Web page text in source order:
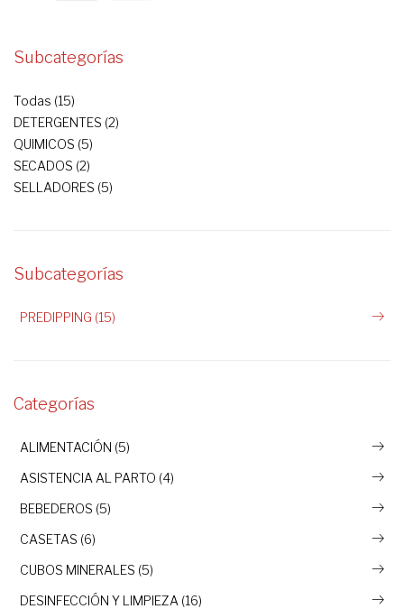
Subcategorías
Todas (15)
DETERGENTES (2)
QUIMICOS (5)
SECADOS (2)
SELLADORES (5)
Subcategorías
PREDIPPING (15)
Categorías
ALIMENTACIÓN (5)
ASISTENCIA AL PARTO (4)
BEBEDEROS (5)
CASETAS (6)
CUBOS MINERALES (5)
DESINFECCIÓN Y LIMPIEZA (16)